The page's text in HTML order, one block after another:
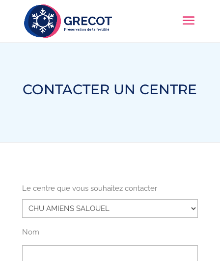
CONTACTER UN CENTRE
Le centre que vous souhaitez contacter
Nom